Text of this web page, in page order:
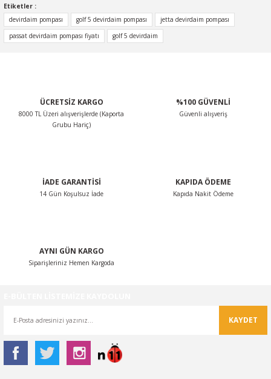
Bu ürünün fiyat bilgisi, resim, ürün açıklamalarında ve diğer
konularda yetersiz gördüğünüz noktaları öneri formunu
kullanarak tarafımıza iletebilirsiniz.
Görüş ve önerileriniz için teşekkür ederiz.
Ürün bilgilerinde hatalar bulunuyor.
Ürün fiyatı diğer sitelerden daha pahalı.
Etiketler :
devirdaim pompası
golf 5 devirdaim pompası
jetta devirdaim pompası
passat devirdaim pompası fiyatı
golf 5 devirdaim
ÜCRETSİZ KARGO
8000 TL Üzeri alışverişlerde (Kaporta
Grubu Hariç)
%100 GÜVENLİ
Güvenli alışveriş
İADE GARANTİSİ
14 Gün Koşulsuz İade
KAPIDA ÖDEME
Kapıda Nakit Ödeme
AYNI GÜN KARGO
Siparişleriniz Hemen Kargoda
KAYDET